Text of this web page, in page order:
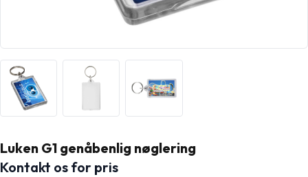
Luken G1 genåbenlig nøglering
Kontakt os for pris